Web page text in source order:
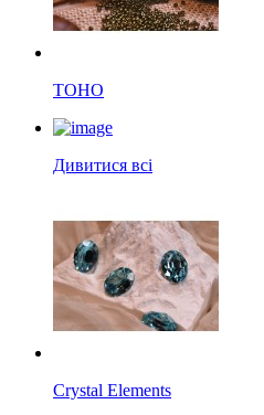
TOHO
Дивитися всі
Crystal Elements